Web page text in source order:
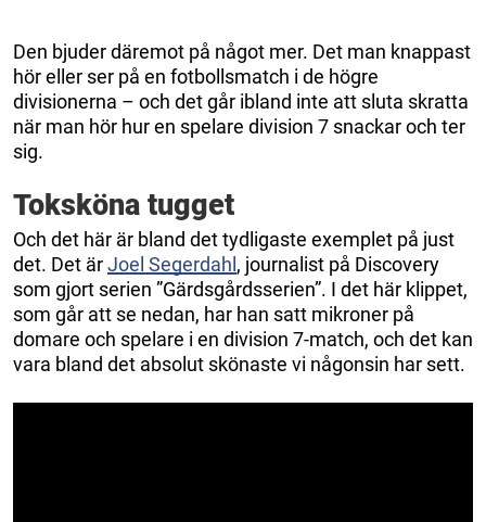
Den bjuder däremot på något mer. Det man knappast
hör eller ser på en fotbollsmatch i de högre
divisionerna – och det går ibland inte att sluta skratta
när man hör hur en spelare division 7 snackar och ter
sig.
Toksköna tugget
Och det här är bland det tydligaste exemplet på just
det. Det ärJoel Segerdahl, journalist på Discovery
som gjort serien ”Gärdsgårdsserien”. I det här klippet,
som går att se nedan, har han satt mikroner på
domare och spelare i en division 7-match, och det kan
vara bland det absolut skönaste vi någonsin har sett.